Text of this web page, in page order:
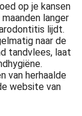
op je kansen
langer
lijdt.
naar de
tandvlees, laat
van herhaalde
website van